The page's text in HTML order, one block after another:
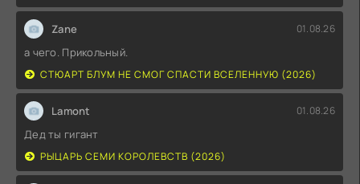
Zane 01.08.26
а чего. Прикольный.
СТЮАРТ БЛУМ НЕ СМОГ СПАСТИ ВСЕЛЕННУЮ (2026)
Lamont 01.08.26
Дед ты гигант
РЫЦАРЬ СЕМИ КОРОЛЕВСТВ (2026)